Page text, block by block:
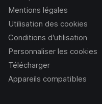
Mentions légales
Utilisation des cookies
Conditions d’utilisation
Personnaliser les cookies
Télécharger
Appareils compatibles